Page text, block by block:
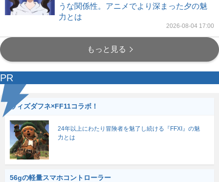
うな関係性。アニメでより深まった夕の魅
力とは
2026-08-04 17:00
もっと見る
PR
ウィズダフネ×FF11コラボ！
24年以上にわたり冒険者を魅了し続ける『FFXI』の魅
力とは
56gの軽量スマホコントローラー